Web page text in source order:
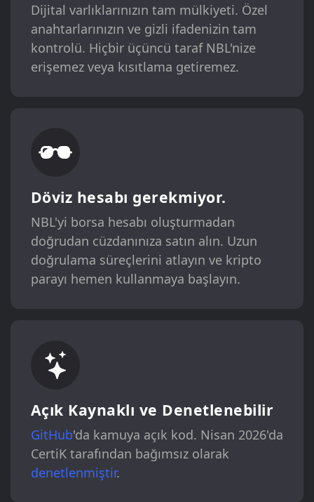
Dijital varlıklarınızın tam mülkiyeti. Özel
anahtarlarınızın ve gizli ifadenizin tam
kontrolü. Hiçbir üçüncü taraf NBL'nize
erişemez veya kısıtlama getiremez.
Döviz hesabı gerekmiyor.
NBL'yi borsa hesabı oluşturmadan
doğrudan cüzdanınıza satın alın. Uzun
doğrulama süreçlerini atlayın ve kripto
parayı hemen kullanmaya başlayın.
Açık Kaynaklı ve Denetlenebilir
GitHub'da kamuya açık kod. Nisan 2026'da
CertiK tarafından bağımsız olarak
denetlenmiştir.